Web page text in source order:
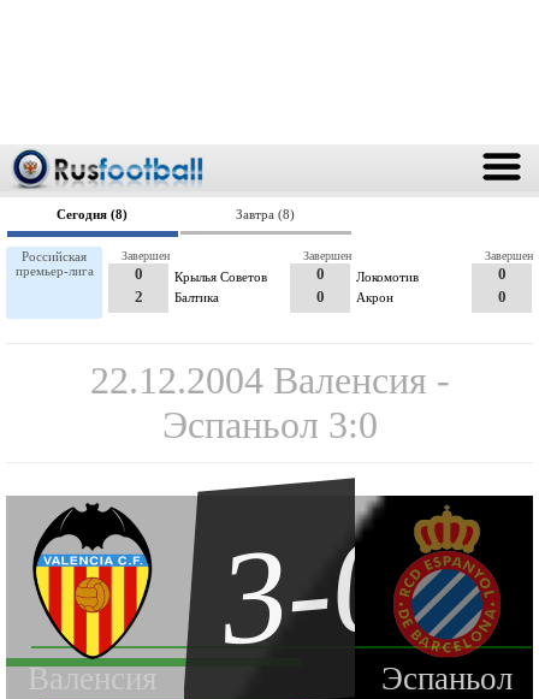
Сегодня (8) Завтра (8)
Российская
премьер-лига
Крылья Советов
0
2
Балтика
Завершен
Локомотив
0
0
Акрон
Завершен
0
0
Завершен
22.12.2004 Валенсия -
Эспаньол 3:0
Валенсия Эспаньол
3-0